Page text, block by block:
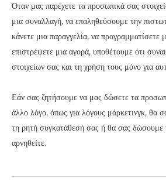
Όταν μας παρέχετε τα προσωπικά σας
μια συναλλαγή, να επαληθεύσουμε την
κάνετε μια παραγγελία, να προγραμματίσετε
επιστρέψετε μια αγορά, υποθέτουμε ότι
στοιχείων σας και τη χρήση τους μόνο για
Εάν σας ζητήσουμε να μας δώσετε τα
άλλο λόγο, όπως για λόγους μάρκετινγκ, θα
τη ρητή συγκατάθεσή σας ή θα σας δώσουμε
αρνηθείτε.